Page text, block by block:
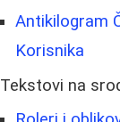
Antikilogram
Korisnika
Tekstovi na